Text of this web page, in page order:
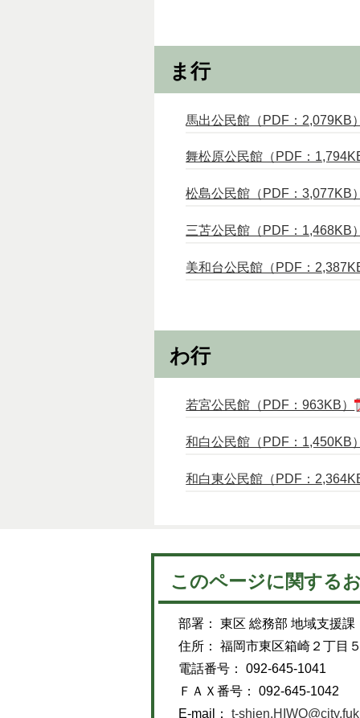
ま行
馬出公民館（PDF：2,079KB
舞松原公民館（PDF：
松島公民館（PDF：3,077KB
三苫公民館（PDF：1,468KB
美和台公民館（PDF：
わ行
若宮公民館（PDF：963KB）
和白公民館（PDF：1,450KB
和白東公民館（PDF：
このページに関する
部署： 東区 総務部 地域支援課
住所： 福岡市東区箱崎２丁目
電話番号： 092-645-1041
ＦＡＸ番号： 092-645-1042
E-mail： t-